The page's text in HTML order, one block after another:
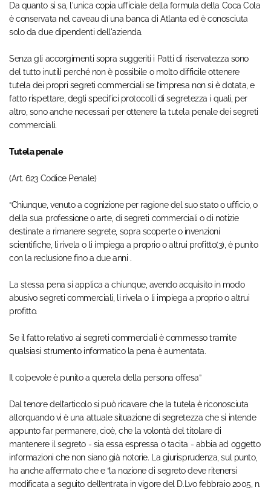
Da quanto si sa, l'unica copia ufficiale della formula della Coca Cola
è conservata nel caveau di una banca di Atlanta ed è conosciuta
solo da due dipendenti dell'azienda.
Senza gli accorgimenti sopra suggeriti i Patti di riservatezza sono
del tutto inutili perché non è possibile o molto difficile ottenere
tutela dei propri segreti commerciali se l’impresa non si è dotata, e
fatto rispettare, degli specifici protocolli di segretezza i quali, per
altro, sono anche necessari per ottenere la tutela penale dei segreti
commerciali.
Tutela penale
(Art. 623 Codice Penale)
“Chiunque, venuto a cognizione per ragione del suo stato o ufficio, o
della sua professione o arte, di segreti commerciali o di notizie
destinate a rimanere segrete, sopra scoperte o invenzioni
scientifiche, li rivela o li impiega a proprio o altrui profitto(3), è punito
con la reclusione fino a due anni .
La stessa pena si applica a chiunque, avendo acquisito in modo
abusivo segreti commerciali, li rivela o li impiega a proprio o altrui
profitto.
Se il fatto relativo ai segreti commerciali è commesso tramite
qualsiasi strumento informatico la pena è aumentata.
Il colpevole è punito a querela della persona offesa”
Dal tenore dell’articolo si può ricavare che la tutela è riconosciuta
allorquando vi è una attuale situazione di segretezza che si intende
appunto far permanere, cioè, che la volontà del titolare di
mantenere il segreto - sia essa espressa o tacita - abbia ad oggetto
informazioni che non siano già notorie. La giurisprudenza, sul punto,
ha anche affermato che e “la nozione di segreto deve ritenersi
modificata a seguito dell’entrata in vigore del D.Lvo febbraio 2005, n.